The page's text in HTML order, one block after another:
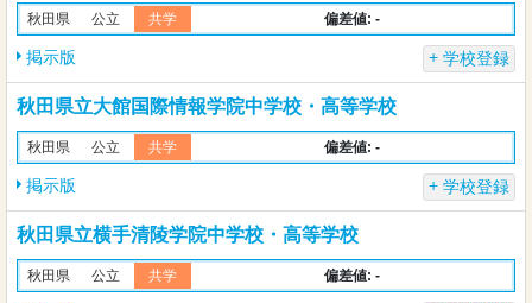
秋田県 公立 共学 偏差値: -
掲示版 学校登録
秋田県立大館国際情報学院中学校・高等学校
秋田県 公立 共学 偏差値: -
掲示版 学校登録
秋田県立横手清陵学院中学校・高等学校
秋田県 公立 共学 偏差値: -